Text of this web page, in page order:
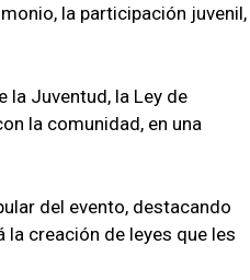
la participación juvenil,
la Juventud, la Ley de
la comunidad, en una
del evento, destacando
creación de leyes que les